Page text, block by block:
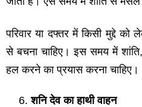
परिवार या दफ्तर में किसी मुद्दे
से बचना चाहिए। इस समय में
हल करने का प्रयास करना चाहिए।
शनि देव का हाथी वाहन